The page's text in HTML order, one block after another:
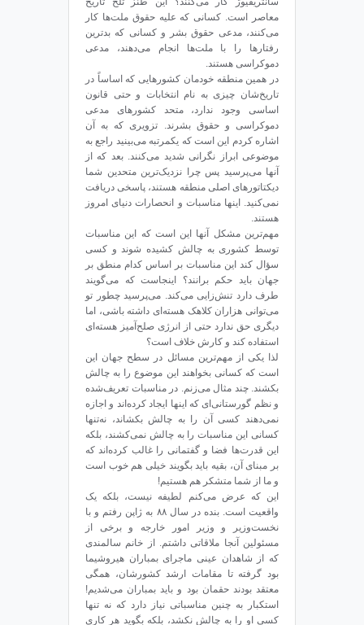
معاصر است. کسانی که علیه حقوق ملت‌ها کار
می‌کنند، مدعی حقوق بشر و کسانی که بدترین
رفتارها را با ملت‌ها انجام می‌دهند، مدعی
دموکراسی هستند.
در همین منطقه خودمان کشورهایی که اساساً در
تاریخ‌شان چیزی به نام انتخابات و حتی قانون
اساسی وجود ندارد، متحد کشورهای مدعی
دموکراسی و حقوق بشرند. تزویری که به آن
اشاره کردم این است که یکمرتبه می‌بینید راجع به
موضوعی ابراز نگرانی شدید می‌کنند. بعد که از
آنها می‌پرسید پس چرا نزدیک‌ترین متحدین شما
دیکتاتورهای اصلی منطقه هستند، پاسخی دریافت
نمی‌کنید. اینها مناسبات و انحصارات دنیای امروز
هستند.
مهم‌ترین مشکل آنها این است که این مناسبات
توسط کشوری به چالش کشیده‌ شوند و کسی
سؤال کند این مناسبات بر اساس کدام منطق بر
جهان باید حکم برانند؟ اینجاست که می‌گویند
طرف دارد تنش‌زایی می‌کند. می‌پرسید چطور تو
می‌توانی هزاران کلاهک هسته‌ای داشته باشی، اما
دیگری حق ندارد حتی از انرژی صلح‌آمیز هسته‌ای
استفاده کند و کارش خلاف است؟
لذا یکی از مهم‌ترین مسائل در سطح جهان این
است که کسانی بخواهند این موضوع را به چالش
بکشند. چند مثال می‌زنم. در مناسبات تعریف‌شده
و نظم گورستانی‌ای که اینها ایجاد کرده‌اند و اجازه
نمی‌دهند کسی آن را به چالش بکشاند، نه‌تنها
کسانی این مناسبات را به چالش نمی‌کشند، بلکه
این قدرت‌ها فضا و گفتمانی را غالب کرده‌اند که
بر مبنای آن، بقیه باید بگویند خیلی هم خوب است
و ما از شما متشکر هم هستیم!
این که عرض می‌کنم لطیفه نیست، بلکه یک
واقعیت است. بنده در سال ۸۸ به ژاپن رفتم و با
نخست‌وزیر و وزیر امور خارجه و برخی از
مسئولین آنجا ملاقاتی داشتم. از خانم سالمندی
که از شاهدان عینی ماجرای بمباران هیروشیما
بود گرفته تا مقامات ارشد کشورشان، همگی
معتقد بودند حقمان بود و باید بمباران می‌شدیم!
استکبار به چنین مناسباتی نیاز دارد که نه ‌تنها
کسی او را به چالش نکشد، بلکه بگوید هر کاری